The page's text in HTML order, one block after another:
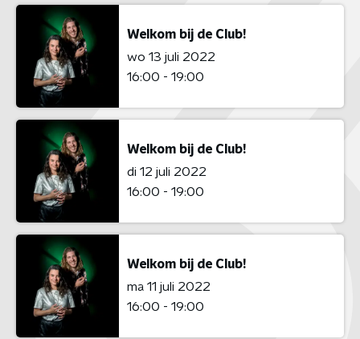
Welkom bij de Club!
wo 13 juli 2022
16:00 - 19:00
Welkom bij de Club!
di 12 juli 2022
16:00 - 19:00
Welkom bij de Club!
ma 11 juli 2022
16:00 - 19:00